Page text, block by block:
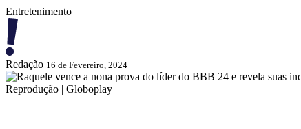
Entretenimento
Redação 16 de Fevereiro, 2024
Reprodução | Globoplay